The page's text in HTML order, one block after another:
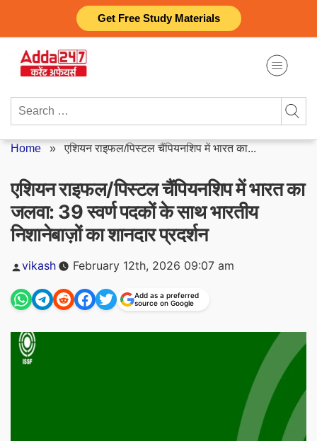
Get Free Study Materials
content
Search
Home »एशियन राइफल/पिस्टल चैंपियनशिप में भारत का...
एशियन राइफल/पिस्टल चैंपियनशिप में भारत का
जलवा: 39 स्वर्ण पदकों के साथ भारतीय
निशानेबाज़ों का शानदार प्रदर्शन
Posted
vikash February 12th, 2026 09:07 am
Add as a preferred
source on Google